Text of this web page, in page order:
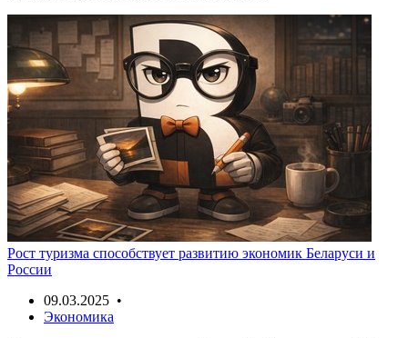
Рост туризма способствует развитию экономик Беларуси и
России
09.03.2025 •
Экономика